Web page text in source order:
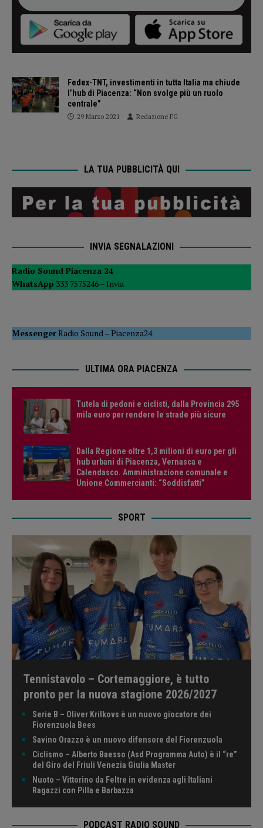
Fedex-TNT, investimenti in tutta Italia ma chiude
l’hub di Piacenza: “Non svolge più un ruolo
centrale”
29 Marzo 2021 Redazione FG
LA TUA PUBBLICITÀ QUI
INVIA SEGNALAZIONI
Radio Sound Piacenza 24
WhatsApp 333 7575246 – Invia
MessengerRadio Sound –Piacenza24
ULTIMA ORA PIACENZA
Tutela di pedoni e ciclisti, dalla Provincia 295
mila euro per rendere le strade più sicure
Dalla Regione oltre 1,3 milioni di euro per gli
hub urbani di Piacenza, Vernasca e
Calendasco. Amministrazione comunale e
Unione Commercianti: “Soddisfatti”
SPORT
Tennistavolo – Cortemaggiore, è tutto
pronto per la nuova stagione 2026/2027
Serie B – Oliver Krilkovs è un nuovo giocatore dei
Fiorenzuola Bees
Savino Orazzo è un nuovo difensore del Fiorenzuola
Ciclismo – Alberto Baesso (Asd Programma Auto) è il “re”
del Giro del Friuli Venezia Giulia Master
Nuoto – Vittorino da Feltre in evidenza agli Italiani
Ragazzi con Pilla e Barbazza
PODCAST RADIO SOUND